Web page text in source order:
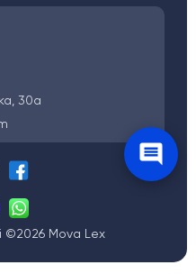
30а
©2026 Mova Lex